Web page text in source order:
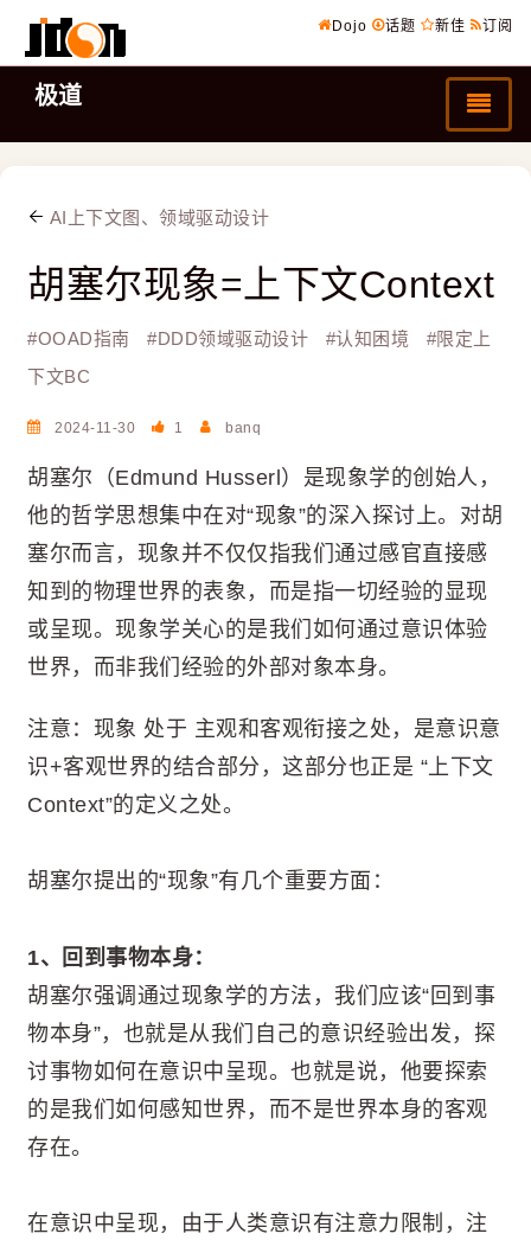
Dojo 话题 新佳 订阅
极道
AI上下文图、领域驱动设计
胡塞尔现象=上下文Context
#OOAD指南 #DDD领域驱动设计 #认知困境 #限定上
下文BC
2024-11-30 1 banq
胡塞尔（Edmund Husserl）是现象学的创始人，
他的哲学思想集中在对“现象”的深入探讨上。对胡
塞尔而言，现象并不仅仅指我们通过感官直接感
知到的物理世界的表象，而是指一切经验的显现
或呈现。现象学关心的是我们如何通过意识体验
世界，而非我们经验的外部对象本身。
注意：现象 处于 主观和客观衔接之处，是意识意
识+客观世界的结合部分，这部分也正是 “上下文
Context”的定义之处。
胡塞尔提出的“现象”有几个重要方面：
1、回到事物本身：
胡塞尔强调通过现象学的方法，我们应该“回到事
物本身”，也就是从我们自己的意识经验出发，探
讨事物如何在意识中呈现。也就是说，他要探索
的是我们如何感知世界，而不是世界本身的客观
存在。
在意识中呈现，由于人类意识有注意力限制，注